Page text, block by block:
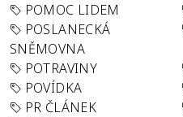
POMOC LIDEM
POSLANECKÁ
SNĚMOVNA
POTRAVINY
POVÍDKA
PR ČLÁNEK